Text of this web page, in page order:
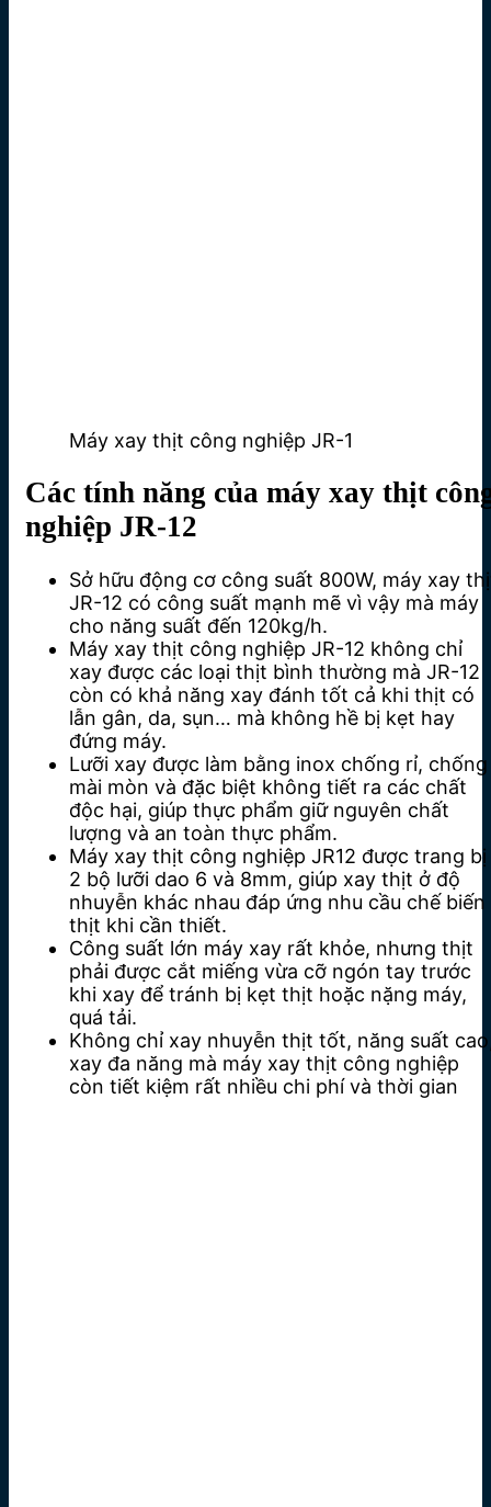
Máy xay thịt công nghiệp JR-1
Các tính năng của máy xay thịt
nghiệp JR-12
Sở hữu động cơ công suất 800W, máy xay
JR-12 có công suất mạnh mẽ vì vậy mà máy
cho năng suất đến 120kg/h.
Máy xay thịt công nghiệp JR-12 không chỉ
xay được các loại thịt bình thường mà JR-12
còn có khả năng xay đánh tốt cả khi thịt có
lẫn gân, da, sụn… mà không hề bị kẹt hay
đứng máy.
Lưỡi xay được làm bằng inox chống rỉ, chống
mài mòn và đặc biệt không tiết ra các chất
độc hại, giúp thực phẩm giữ nguyên chất
lượng và an toàn thực phẩm.
Máy xay thịt công nghiệp JR12 được trang bị
2 bộ lưỡi dao 6 và 8mm, giúp xay thịt ở độ
nhuyễn khác nhau đáp ứng nhu cầu chế biến
thịt khi cần thiết.
Công suất lớn máy xay rất khỏe, nhưng thịt
phải được cắt miếng vừa cỡ ngón tay trước
khi xay để tránh bị kẹt thịt hoặc nặng máy,
quá tải.
Không chỉ xay nhuyễn thịt tốt, năng suất
xay đa năng mà máy xay thịt công nghiệp
còn tiết kiệm rất nhiều chi phí và thời gian